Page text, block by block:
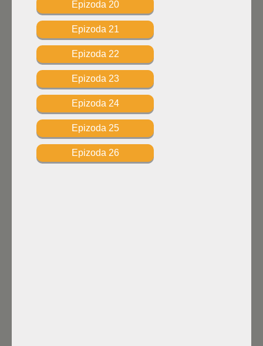
Epizoda 20
Epizoda 21
Epizoda 22
Epizoda 23
Epizoda 24
Epizoda 25
Epizoda 26